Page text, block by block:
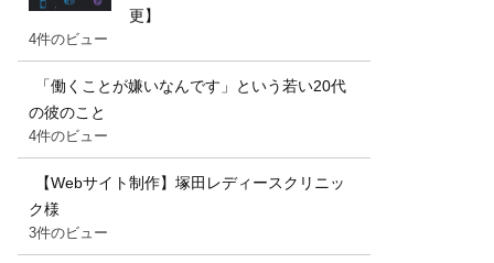
更】
4件のビュー
「働くことが嫌いなんです」という若い20代
の彼のこと
4件のビュー
【Webサイト制作】塚田レディースクリニッ
ク様
3件のビュー